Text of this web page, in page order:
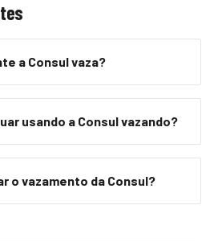
a Consul vaza?
usando a Consul vazando?
o vazamento da Consul?